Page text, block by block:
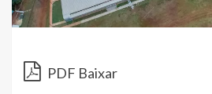
PDF Baixar